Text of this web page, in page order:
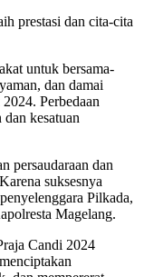
prestasi dan cita-cita
untuk bersama-
dan damai
Perbedaan
kesatuan
persaudaraan dan
suksesnya
Pilkada,
Magelang.
Candi 2024